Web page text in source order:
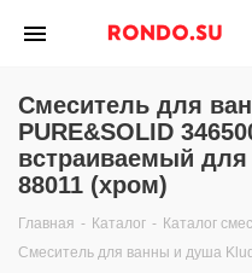
Смеситель для
PURE&SOLID
встраиваемый для
88011 (хром)
Главная - Каталог - Каталог
Смеситель для ванны и душа